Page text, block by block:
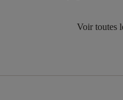
Voir toutes